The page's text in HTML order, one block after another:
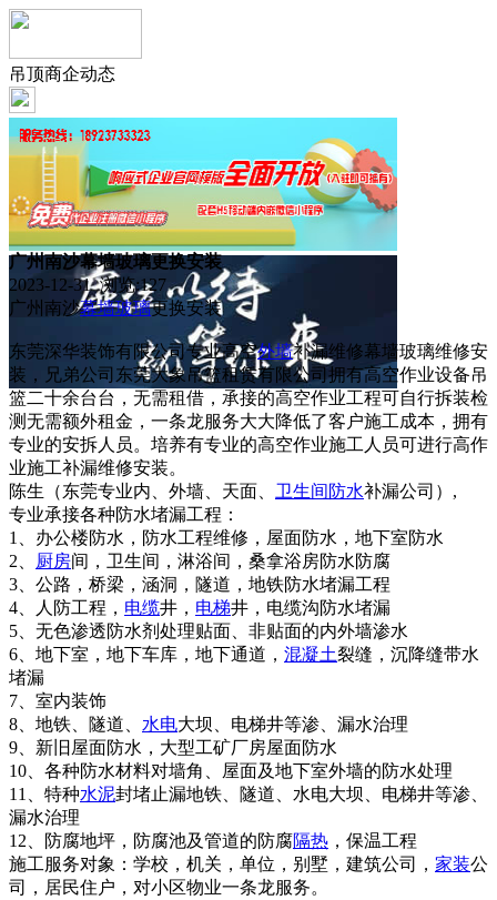
吊顶商企动态
广州南沙幕墙玻璃更换安装
2023-12-31 浏览:127
广州南沙幕墙玻璃更换安装
东莞深华装饰有限公司专业高空外墙补漏维修幕墙玻璃维修安
装，兄弟公司东莞大象吊篮租赁有限公司拥有高空作业设备吊
篮二十余台台，无需租借，承接的高空作业工程可自行拆装检
测无需额外租金，一条龙服务大大降低了客户施工成本，拥有
专业的安拆人员。培养有专业的高空作业施工人员可进行高作
业施工补漏维修安装。
陈生（东莞专业内、外墙、天面、 卫生间 防水补漏公司）,
专业承接各种防水堵漏工程：
1、办公楼防水，防水工程维修，屋面防水，地下室防水
2、
厨房间，卫生间，淋浴间，桑拿浴房防水防腐
3、公路，桥梁，涵洞，隧道，地铁防水堵漏工程
4、人防工程， 电缆井， 电梯井，电缆沟防水堵漏
5、无色渗透防水剂处理贴面、非贴面的内外墙渗水
6、地下室，地下车库，地下通道， 混凝土裂缝，沉降缝带水
堵漏
7、室内装饰
8、地铁、隧道、 水电大坝、电梯井等渗、漏水治理
9、新旧屋面防水，大型工矿厂房屋面防水
10、各种防水材料对墙角、屋面及地下室外墙的防水处理
11、特种水泥封堵止漏地铁、隧道、水电大坝、电梯井等渗、
漏水治理
12、防腐地坪，防腐池及管道的防腐隔热 ，保温工程
施工服务对象：学校，机关，单位，别墅，建筑公司， 家装公
司，居民住户，对小区物业一条龙服务。